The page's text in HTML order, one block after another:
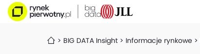
BIG DATA Insight Informacje rynkowe